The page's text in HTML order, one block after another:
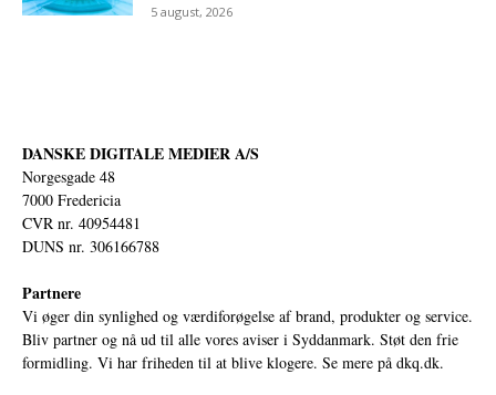
5 august, 2026
DANSKE DIGITALE MEDIER A/S
Norgesgade 48
7000 Fredericia
CVR nr. 40954481
DUNS nr. 306166788
Partnere
Vi øger din synlighed og værdiforøgelse af brand, produkter og service.
Bliv partner og nå ud til alle vores aviser i Syddanmark. Støt den frie
formidling. Vi har friheden til at blive klogere. Se mere på dkq.dk.